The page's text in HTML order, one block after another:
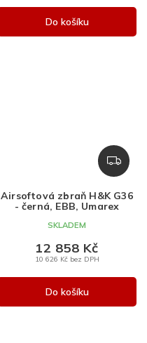
Do košíku
Z
D
R
Airsoftová zbraň H&K G36
- černá, EBB, Umarex
SKLADEM
10 626 Kč bez DPH
12 858 Kč
Do košíku